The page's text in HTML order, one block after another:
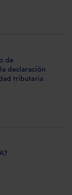
de
declaración
tributaria